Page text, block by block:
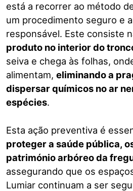
está a recorrer ao método
um procedimento seguro e
responsável. Este consiste
produto no interior do
seiva e chega às folhas,
alimentam, eliminando a
dispersar químicos no ar
espécies.
Esta ação preventiva é
proteger a saúde pública,
património arbóreo da
assegurando que os
Lumiar continuam a ser